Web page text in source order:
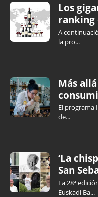
Los
ranking
A
la pro...
Más
El programa
de...
‘La
San
La 28ª
Euskadi Ba...